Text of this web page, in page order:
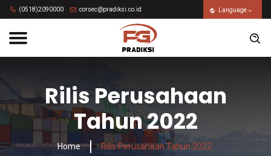
(0518)2090000 corsec@pradiksi.co.id Language
Rilis Perusahaan
Tahun 2022
Home Rilis Perusahaan Tahun 2022